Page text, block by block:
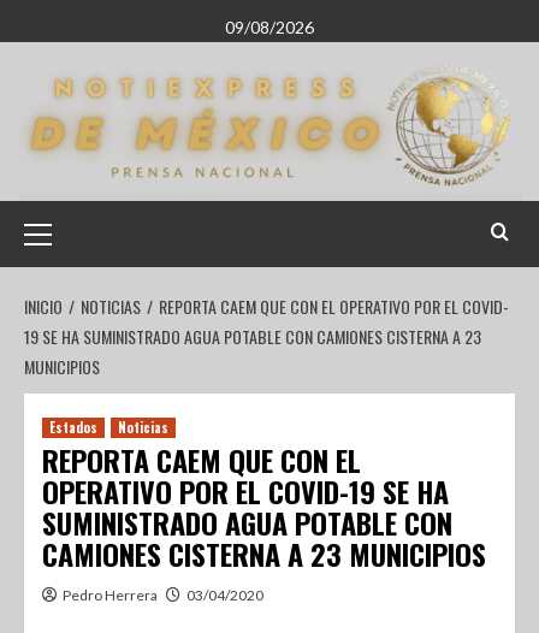
09/08/2026
INICIO NOTICIAS
REPORTA CAEM QUE CON EL OPERATIVO POR EL COVID-
19 SE HA SUMINISTRADO AGUA POTABLE CON CAMIONES CISTERNA A 23
MUNICIPIOS
Estados Noticias
REPORTA CAEM QUE CON EL
OPERATIVO POR EL COVID-19 SE HA
SUMINISTRADO AGUA POTABLE CON
CAMIONES CISTERNA A 23 MUNICIPIOS
Pedro Herrera 03/04/2020